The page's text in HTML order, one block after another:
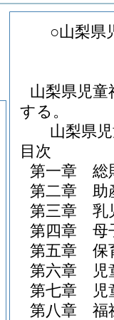
○山梨県
山梨県児
する。
山梨県
目次
第一章
総
第二章
助
第三章
乳
第四章
母
第五章
保
第六章
児
第七章
児
第八章
福